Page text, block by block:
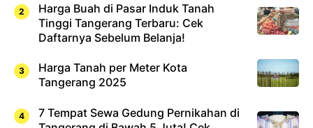
Harga Buah di Pasar Induk Tanah
Tinggi Tangerang Terbaru: Cek
Daftarnya Sebelum Belanja!
Harga Tanah per Meter Kota
Tangerang 2025
7 Tempat Sewa Gedung Pernikahan di